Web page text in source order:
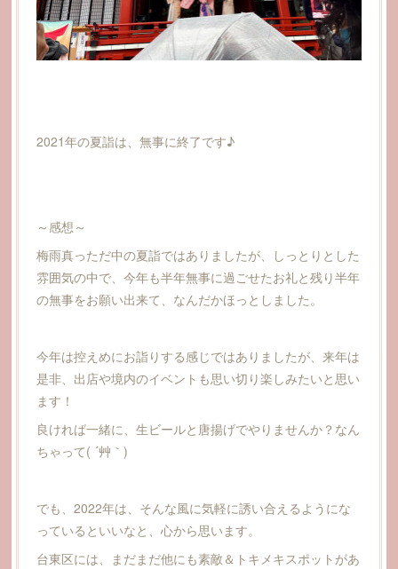
2021年の夏詣は、無事に終了です♪
～感想～
梅雨真っただ中の夏詣ではありましたが、しっとりとした
雰囲気の中で、今年も半年無事に過ごせたお礼と残り半年
の無事をお願い出来て、なんだかほっとしました。
今年は控えめにお詣りする感じではありましたが、来年は
是非、出店や境内のイベントも思い切り楽しみたいと思い
ます！
良ければ一緒に、生ビールと唐揚げでやりませんか？なん
ちゃって( ´艸｀)
でも、2022年は、そんな風に気軽に誘い合えるようにな
っているといいなと、心から思います。
台東区には、まだまだ他にも素敵＆トキメキスポットがあ